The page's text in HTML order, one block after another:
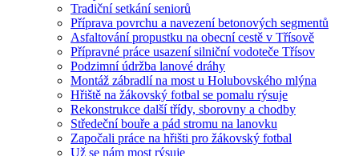
Tradiční setkání seniorů
Příprava povrchu a navezení betonových segmentů
Asfaltování propustku na obecní cestě v Třísově
Přípravné práce usazení silniční vodoteče Třísov
Podzimní údržba lanové dráhy
Montáž zábradlí na most u Holubovského mlýna
Hřiště na žákovský fotbal se pomalu rýsuje
Rekonstrukce další třídy, sborovny a chodby
Středeční bouře a pád stromu na lanovku
Započali práce na hřišti pro žákovský fotbal
Už se nám most rýsuje